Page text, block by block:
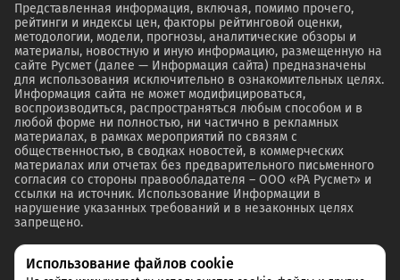
Представленная информация, включая, помимо прочего,
рейтинги и индексы цен, факторы рейтинговой оценки,
методологии, модели, прогнозы, аналитические обзоры и
материалы, новостную и иную информацию, размещенную на
сайте Русмет (далее — Информация сайта) предназначены
для использования исключительно в ознакомительных целях.
Информация сайта не может модифицироваться,
воспроизводиться, распространяться любым способом и в
любой форме ни полностью, ни частично в рекламных
материалах, в рамках мероприятий по связям с
общественностью, в сводках новостей, в коммерческих
материалах или отчетах без предварительного письменного
согласия со стороны правообладателя – ООО «РА Русмет» и
ссылки на источник. Использование Информации в
нарушение указанных требований и в незаконных целях
запрещено.
Использование файлов cookie